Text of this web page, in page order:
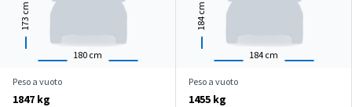
180 cm
173
cm
184 cm
184
cm
Peso a vuoto
1847 kg
Peso a vuoto
1455 kg